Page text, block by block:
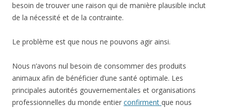
besoin de trouver une raison qui de manière plausible inclut
de la nécessité et de la contrainte.
Le problème est que nous ne pouvons agir ainsi.
Nous n’avons nul besoin de consommer des produits
animaux afin de bénéficier d’une santé optimale. Les
principales autorités gouvernementales et organisations
professionnelles du monde entier confirment que nous